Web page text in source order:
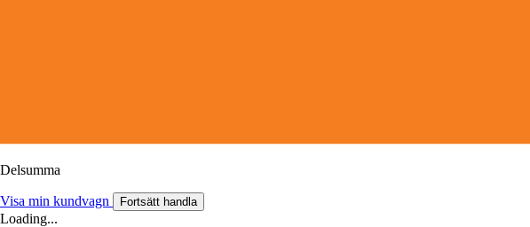
Delsumma
Visa min kundvagn Fortsätt handla
Loading...